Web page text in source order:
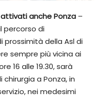
anche Ponza –
percorso di
della Asl di
sempre più vicina ai
16 alle 19.30, sarà
a Ponza, in
nei medesimi